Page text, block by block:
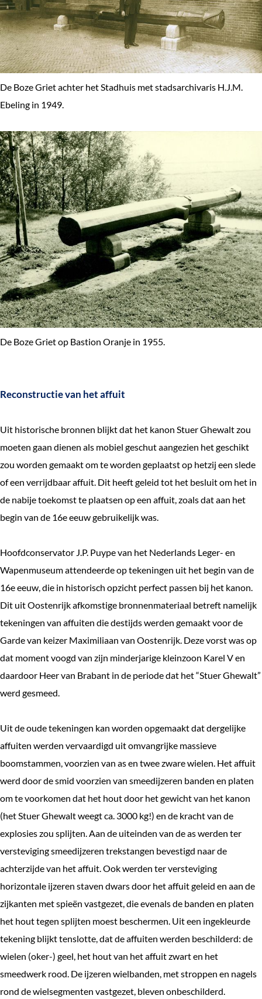
De Boze Griet achter het Stadhuis met stadsarchivaris H.J.M.
Ebeling in 1949.
De Boze Griet op Bastion Oranje in 1955.
Reconstructie van het affuit
Uit historische bronnen blijkt dat het kanon Stuer Ghewalt zou
moeten gaan dienen als mobiel geschut aangezien het geschikt
zou worden gemaakt om te worden geplaatst op hetzij een slede
of een verrijdbaar affuit. Dit heeft geleid tot het besluit om het in
de nabije toekomst te plaatsen op een affuit, zoals dat aan het
begin van de 16e eeuw gebruikelijk was.
Hoofdconservator J.P. Puype van het Nederlands Leger- en
Wapenmuseum attendeerde op tekeningen uit het begin van de
16e eeuw, die in historisch opzicht perfect passen bij het kanon.
Dit uit Oostenrijk afkomstige bronnenmateriaal betreft namelijk
tekeningen van affuiten die destijds werden gemaakt voor de
Garde van keizer Maximiliaan van Oostenrijk. Deze vorst was op
dat moment voogd van zijn minderjarige kleinzoon Karel V en
daardoor Heer van Brabant in de periode dat het “Stuer Ghewalt”
werd gesmeed.
Uit de oude tekeningen kan worden opgemaakt dat dergelijke
affuiten werden vervaardigd uit omvangrijke massieve
boomstammen, voorzien van as en twee zware wielen. Het affuit
werd door de smid voorzien van smeedijzeren banden en platen
om te voorkomen dat het hout door het gewicht van het kanon
(het Stuer Ghewalt weegt ca. 3000 kg!) en de kracht van de
explosies zou splijten. Aan de uiteinden van de as werden ter
versteviging smeedijzeren trekstangen bevestigd naar de
achterzijde van het affuit. Ook werden ter versteviging
horizontale ijzeren staven dwars door het affuit geleid en aan de
zijkanten met spieën vastgezet, die evenals de banden en platen
het hout tegen splijten moest beschermen. Uit een ingekleurde
tekening blijkt tenslotte, dat de affuiten werden beschilderd: de
wielen (oker-) geel, het hout van het affuit zwart en het
smeedwerk rood. De ijzeren wielbanden, met stroppen en nagels
rond de wielsegmenten vastgezet, bleven onbeschilderd.